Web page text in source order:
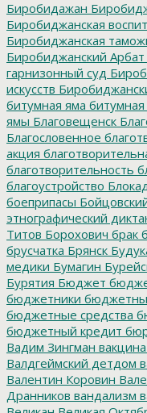
Биробидажан
Биробиджанская
Биробиджанская
Биробиджанский Арбат
гарнизонный суд
искусств
битумная яма
ямы Благовещенск
Благословенное
акция
благотворительность
благоустройство
боеприпасы
этнографический
Титов Борохович брак
брусчатка Брянск
медики Бумагин
Бурятия Бюджет
бюджетники
бюджетные средства
бюджетный кредит
Вадим Зингман вакцина
Валдгеймский детдом
Валентин Коровин
Дранников вандализм